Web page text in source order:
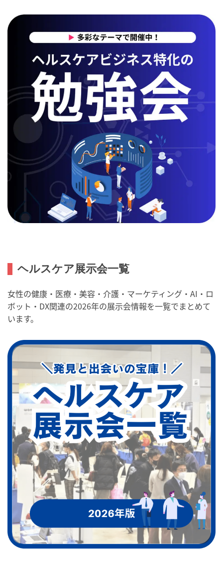
ヘルスケア展示会一覧
女性の健康・医療・美容・介護・マーケティング・AI・ロ
ボット・DX関連の2026年の展示会情報を一覧でまとめて
います。